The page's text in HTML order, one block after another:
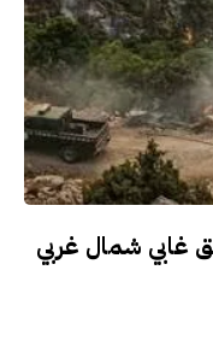
غابي شمال غربي